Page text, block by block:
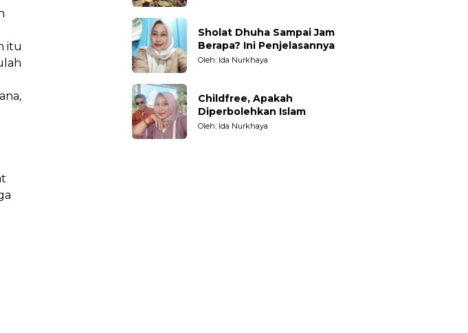
itu
Sholat Dhuha Sampai Jam
Berapa? Ini Penjelasannya
Oleh: Ida Nurkhaya
Childfree, Apakah
Diperbolehkan Islam
Oleh: Ida Nurkhaya